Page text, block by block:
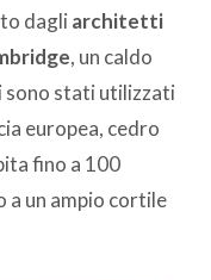
dagli architetti
, un caldo
sono stati utilizzati
europea, cedro
fino a 100
un ampio cortile